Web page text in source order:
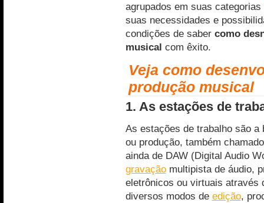
agrupados em suas
suas necessidades e
condições de saber como
musical com êxito.
Veja como
produção musical
1. As estações de
As estações de trabalho são
ou produção, também
ainda de DAW (Digital Audio
gravaçãomultipista de áudio,
eletrônicos ou virtuais através
diversos modos de edição,